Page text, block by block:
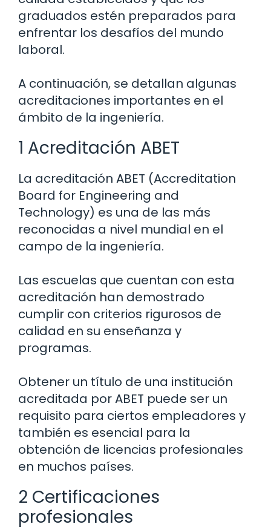
graduados estén preparados para
enfrentar los desafíos del mundo
laboral.
A continuación, se detallan algunas
acreditaciones importantes en el
ámbito de la ingeniería.
1 Acreditación ABET
La acreditación ABET (Accreditation
Board for Engineering and
Technology) es una de las más
reconocidas a nivel mundial en el
campo de la ingeniería.
Las escuelas que cuentan con esta
acreditación han demostrado
cumplir con criterios rigurosos de
calidad en su enseñanza y
programas.
Obtener un título de una institución
acreditada por ABET puede ser un
requisito para ciertos empleadores y
también es esencial para la
obtención de licencias profesionales
en muchos países.
2 Certificaciones
profesionales